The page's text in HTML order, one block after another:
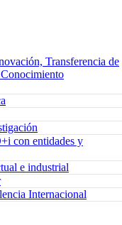
Transferencia de
con entidades y
e industrial
Internacional